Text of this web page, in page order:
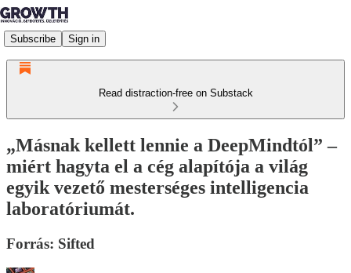
Subscribe Sign in
Read distraction-free on Substack
„Másnak kellett lennie a DeepMindtól” –
miért hagyta el a cég alapítója a világ
egyik vezető mesterséges intelligencia
laboratóriumát.
Forrás: Sifted